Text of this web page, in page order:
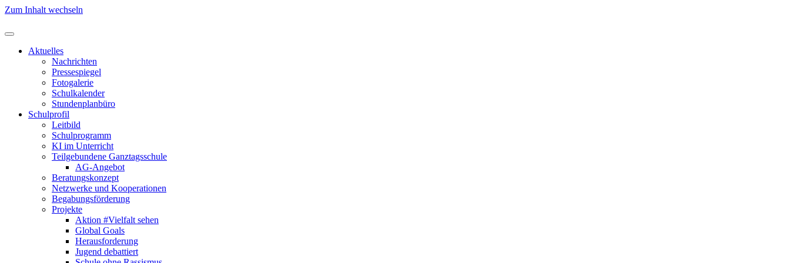
Zum Inhalt wechseln
Aktuelles
Nachrichten
Pressespiegel
Fotogalerie
Schulkalender
Stundenplanbüro
Schulprofil
Leitbild
Schulprogramm
KI im Unterricht
Teilgebundene Ganztagsschule
AG-Angebot
Beratungskonzept
Netzwerke und Kooperationen
Begabungsförderung
Projekte
Aktion #Vielfalt sehen
Global Goals
Herausforderung
Jugend debattiert